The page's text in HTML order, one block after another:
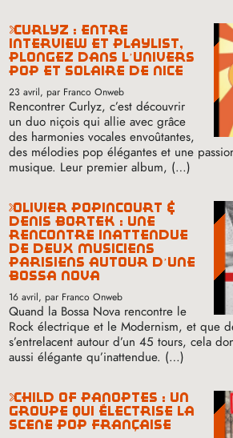
curlyz : entre
interview et playlist,
plongez dans l’univers
pop et solaire de nice
23 avril, par Franco Onweb
Rencontrer Curlyz, c’est découvrir
un duo niçois qui allie avec grâce
des harmonies vocales envoûtantes,
des mélodies pop élégantes et une
musique. Leur premier album, (…)
olivier popincourt &
denis bortek : une
rencontre inattendue
de deux musiciens
parisiens autour d’une
bossa nova
16 avril, par Franco Onweb
Quand la Bossa Nova rencontre le
Rock électrique et le Modernism, et que
s’entrelacent autour d’un 45 tours, cela
aussi élégante qu’inattendue. (…)
child of panoptes : un
groupe qui électrise la
scène pop française